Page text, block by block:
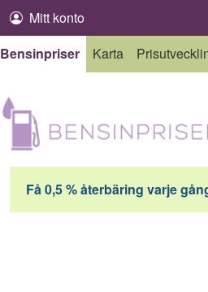
Mitt konto
Bensinpriser
Karta
Få 0,5 % återbäring varje